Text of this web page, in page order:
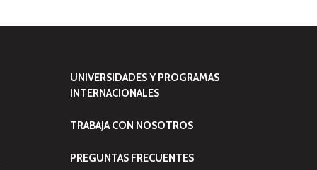
UNIVERSIDADES Y PROGRAMAS
INTERNACIONALES
TRABAJA CON NOSOTROS
PREGUNTAS FRECUENTES